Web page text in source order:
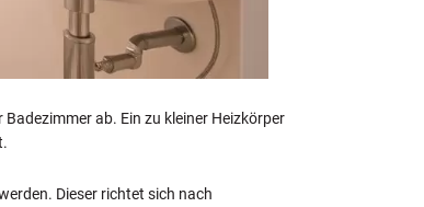
ab. Ein zu kleiner Heizkörper
Dieser richtet sich nach